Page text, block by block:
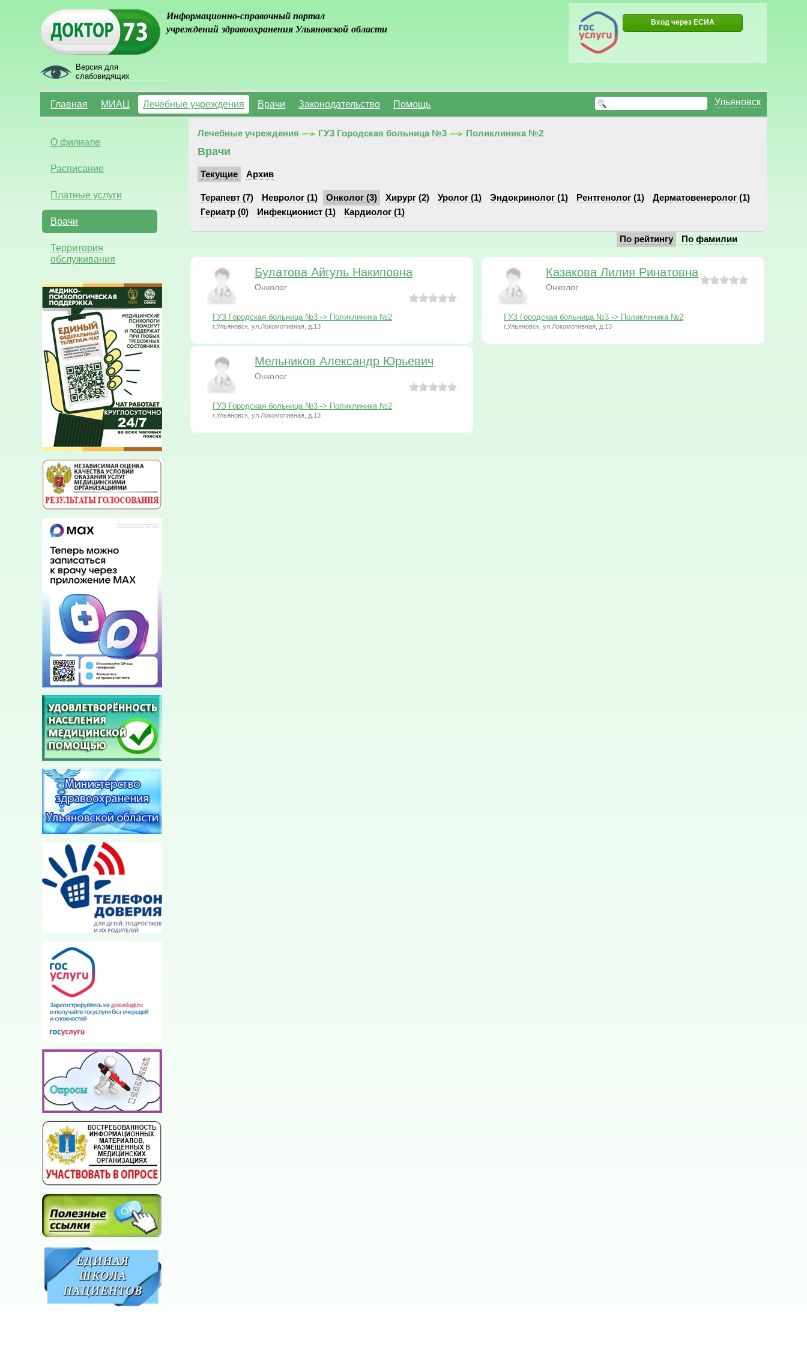
Версия для
слабовидящих
Информационно-справочный портал
учреждений здравоохранения Ульяновской области
Вход через ЕСИА
Ульяновск
Главная МИАЦ Лечебные учреждения Врачи Законодательство Помощь
О филиале
Расписание
Платные услуги
Врачи
Территория
обслуживания
Лечебные учреждения ГУЗ Городская больница №3 Поликлиника №2
Врачи
Текущие Архив
Терапевт (7) Невролог (1) Онколог (3) Хирург (2) Уролог (1) Эндокринолог (1) Рентгенолог (1)
Дерматовенеролог (1)
Гериатр (0)
Инфекционист (1) Кардиолог (1)
По рейтингу По фамилии
Булатова Айгуль Накиповна
Онколог
ГУЗ Городская больница №3 -> Поликлиника №2
г.Ульяновск, ул.Локомотивная, д.13
Казакова Лилия Ринатовна
Онколог
ГУЗ Городская больница №3 -> Поликлиника №2
г.Ульяновск, ул.Локомотивная, д.13
Мельников Александр Юрьевич
Онколог
ГУЗ Городская больница №3 -> Поликлиника №2
г.Ульяновск, ул.Локомотивная, д.13